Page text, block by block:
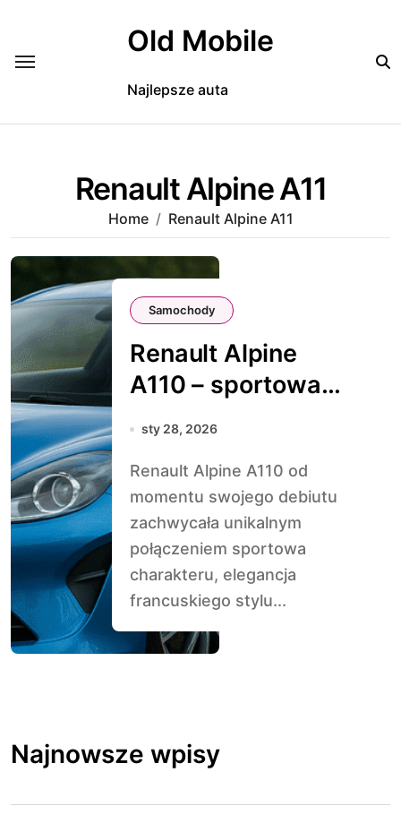
Old Mobile
Najlepsze auta
Renault Alpine A11
Home Renault Alpine A11
Samochody
Renault Alpine
A110 – sportowa
elegancja z
sty 28, 2026
Renault Alpine A110 od
momentu swojego debiutu
zachwycała unikalnym
połączeniem sportowa
charakteru, elegancja
francuskiego stylu...
Najnowsze wpisy